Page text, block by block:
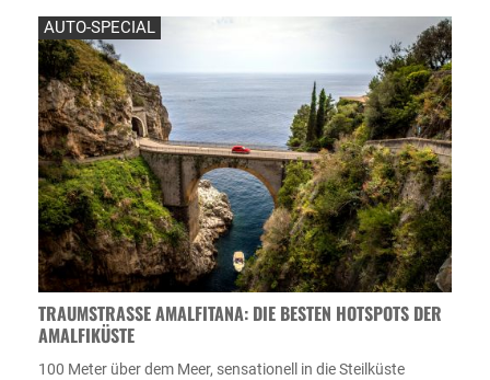
AUTO-SPECIAL
TRAUMSTRASSE AMALFITANA: DIE BESTEN HOTSPOTS DER A
MALFIKÜSTE
100 Meter über dem Meer, sensationell in die Steilküste